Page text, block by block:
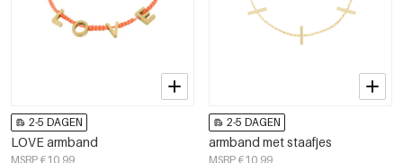
2-5 DAGEN
LOVE armband
MSRP €10,99
2-5 DAGEN
armband met staafjes
MSRP €10,99